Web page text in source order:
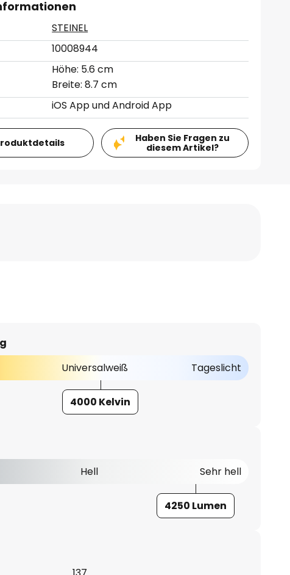
STEINEL
10008944
Höhe: 5.6 cm
Breite: 8.7 cm
iOS App und Android App
Haben Sie Fragen zu
diesem Artikel?
Universalweiß Tageslicht
4000 Kelvin
Hell Sehr hell
4250 Lumen